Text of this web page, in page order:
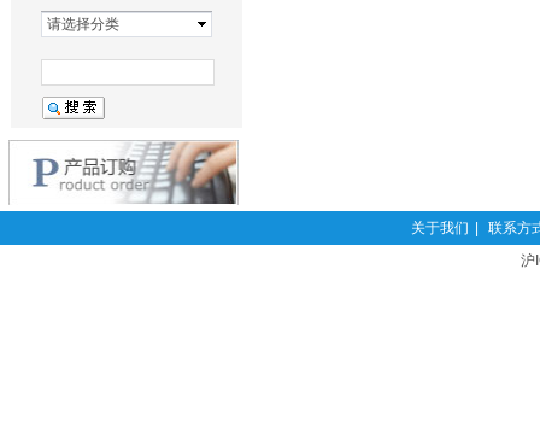
请选择分类
关于我们
联系方
沪